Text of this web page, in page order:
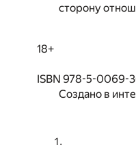
сторону
18+
ISBN 978-5-0069-
Создано в